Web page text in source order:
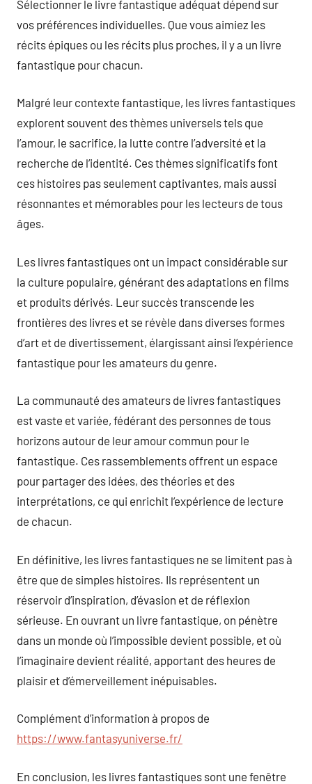
Sélectionner le livre fantastique adéquat dépend sur
vos préférences individuelles. Que vous aimiez les
récits épiques ou les récits plus proches, il y a un livre
fantastique pour chacun.
Malgré leur contexte fantastique, les livres fantastiques
explorent souvent des thèmes universels tels que
l’amour, le sacrifice, la lutte contre l’adversité et la
recherche de l’identité. Ces thèmes significatifs font
ces histoires pas seulement captivantes, mais aussi
résonnantes et mémorables pour les lecteurs de tous
âges.
Les livres fantastiques ont un impact considérable sur
la culture populaire, générant des adaptations en films
et produits dérivés. Leur succès transcende les
frontières des livres et se révèle dans diverses formes
d’art et de divertissement, élargissant ainsi l’expérience
fantastique pour les amateurs du genre.
La communauté des amateurs de livres fantastiques
est vaste et variée, fédérant des personnes de tous
horizons autour de leur amour commun pour le
fantastique. Ces rassemblements offrent un espace
pour partager des idées, des théories et des
interprétations, ce qui enrichit l’expérience de lecture
de chacun.
En définitive, les livres fantastiques ne se limitent pas à
être que de simples histoires. Ils représentent un
réservoir d’inspiration, d’évasion et de réflexion
sérieuse. En ouvrant un livre fantastique, on pénètre
dans un monde où l’impossible devient possible, et où
l’imaginaire devient réalité, apportant des heures de
plaisir et d’émerveillement inépuisables.
Complément d’information à propos de
https://www.fantasyuniverse.fr/
En conclusion, les livres fantastiques sont une fenêtre